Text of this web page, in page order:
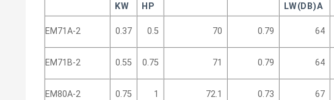
KW
HP LW(DB)A
EM71A-2 0.37 0.5 70 0.79 64
EM71B-2 0.55 0.75 71 0.79 64
EM80A-2 0.75 1 72.1 0.73 67